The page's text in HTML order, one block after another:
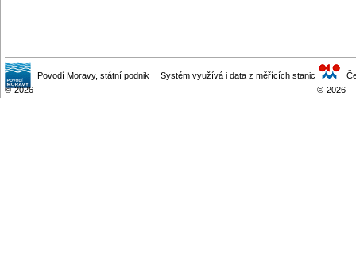
Povodí Moravy, státní podnik
© 2026
Systém využívá i data z měřících stanic
© 2026